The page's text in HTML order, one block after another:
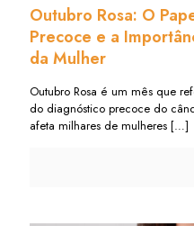
Outubro Rosa: O
Precoce e a
da Mulher
Outubro Rosa é um mês que
do diagnóstico precoce do
afeta milhares de mulheres […]